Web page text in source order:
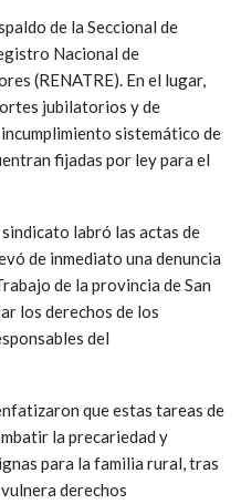
de la Seccional de
Nacional de
(RENATRE). En el lugar,
jubilatorios y de
sistemático de
fijadas por ley para el
labró las actas de
de inmediato una denuncia
de la provincia de San
los derechos de los
del
que estas tareas de
la precariedad y
para la familia rural, tras
derechos